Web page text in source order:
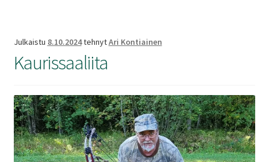
Julkaistu 8.10.2024tehnytAri Kontiainen
Kaurissaaliita